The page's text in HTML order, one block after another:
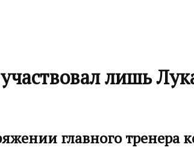
лишь
главного тренера